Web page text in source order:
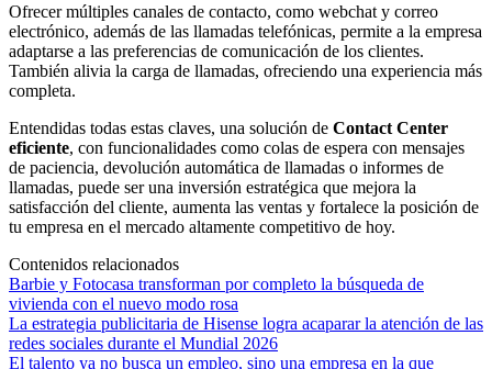
Ofrecer múltiples canales de contacto, como webchat y correo
electrónico, además de las llamadas telefónicas, permite a la empresa
adaptarse a las preferencias de comunicación de los clientes.
También alivia la carga de llamadas, ofreciendo una experiencia más
completa.
Entendidas todas estas claves, una solución de Contact Center
eficiente, con funcionalidades como colas de espera con mensajes
de paciencia, devolución automática de llamadas o informes de
llamadas, puede ser una inversión estratégica que mejora la
satisfacción del cliente, aumenta las ventas y fortalece la posición de
tu empresa en el mercado altamente competitivo de hoy.
Contenidos relacionados
Barbie y Fotocasa transforman por completo la búsqueda de
vivienda con el nuevo modo rosa
La estrategia publicitaria de Hisense logra acaparar la atención de las
redes sociales durante el Mundial 2026
El talento ya no busca un empleo, sino una empresa en la que